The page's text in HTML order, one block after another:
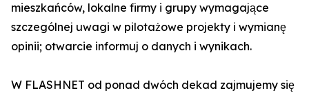
mieszkańców, lokalne firmy i grupy wymagające
szczególnej uwagi w pilotażowe projekty i wymianę
opinii; otwarcie informuj o danych i wynikach.
W FLASHNET od ponad dwóch dekad zajmujemy się